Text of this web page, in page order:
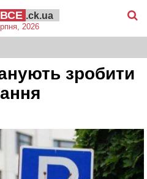
ВСЕ .ck.ua
2026
зробити